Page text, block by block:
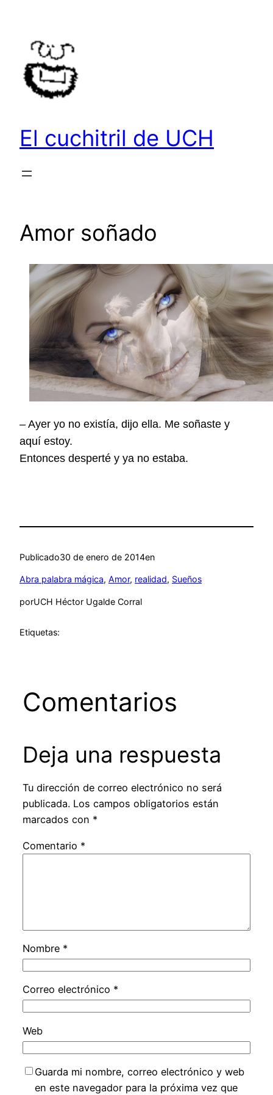
contenido
El cuchitril de UCH
Amor soñado
– Ayer yo no existía, dijo ella. Me soñaste y
aquí estoy.
Entonces desperté y ya no estaba.
Publicado30 de enero de 2014en
Abra palabra mágica, Amor, realidad, Sueños
porUCH Héctor Ugalde Corral
Etiquetas:
Comentarios
Deja una respuesta
Tu dirección de correo electrónico no será
publicada. Los campos obligatorios están
marcados con *
Comentario *
Nombre *
Correo electrónico *
Web
Guarda mi nombre, correo electrónico y web
en este navegador para la próxima vez que